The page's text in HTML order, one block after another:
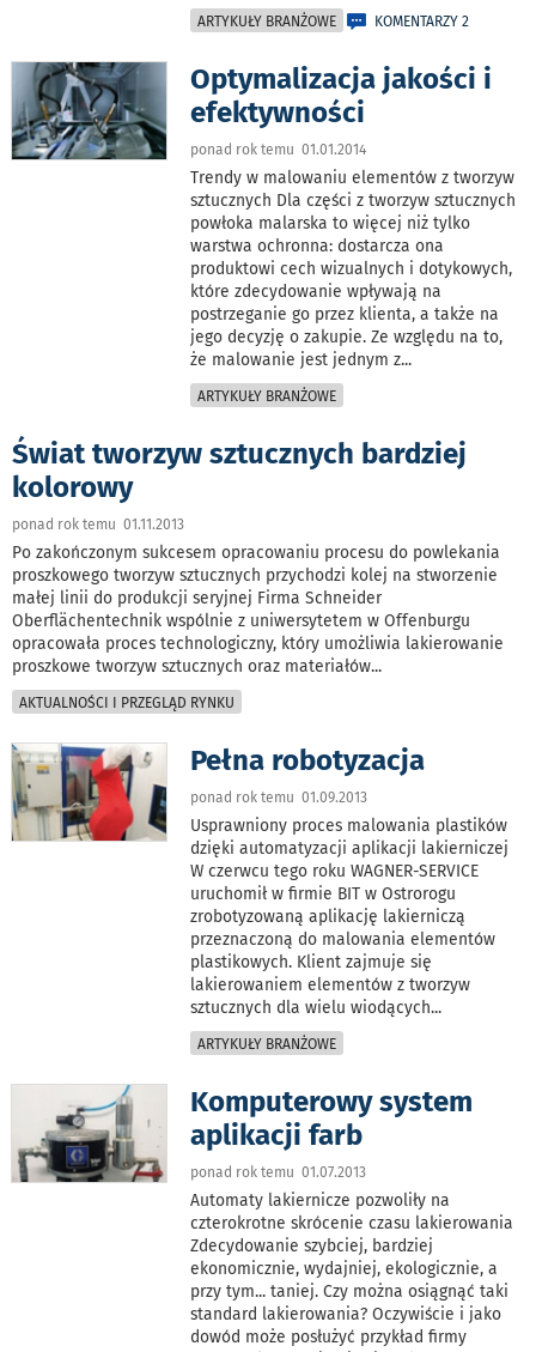
ARTYKUŁY BRANŻOWE KOMENTARZY 2
Optymalizacja jakości i
efektywności
ponad rok temu 01.01.2014
Trendy w malowaniu elementów z tworzyw
sztucznych Dla części z tworzyw sztucznych
powłoka malarska to więcej niż tylko
warstwa ochronna: dostarcza ona
produktowi cech wizualnych i dotykowych,
które zdecydowanie wpływają na
postrzeganie go przez klienta, a także na
jego decyzję o zakupie. Ze względu na to,
że malowanie jest jednym z...
ARTYKUŁY BRANŻOWE
Świat tworzyw sztucznych bardziej
kolorowy
ponad rok temu 01.11.2013
Po zakończonym sukcesem opracowaniu procesu do powlekania
proszkowego tworzyw sztucznych przychodzi kolej na stworzenie
małej linii do produkcji seryjnej Firma Schneider
Oberflächentechnik wspólnie z uniwersytetem w Offenburgu
opracowała proces technologiczny, który umożliwia lakierowanie
proszkowe tworzyw sztucznych oraz materiałów...
AKTUALNOŚCI I PRZEGLĄD RYNKU
Pełna robotyzacja
ponad rok temu 01.09.2013
Usprawniony proces malowania plastików
dzięki automatyzacji aplikacji lakierniczej
W czerwcu tego roku WAGNER-SERVICE
uruchomił w firmie BIT w Ostrorogu
zrobotyzowaną aplikację lakierniczą
przeznaczoną do malowania elementów
plastikowych. Klient zajmuje się
lakierowaniem elementów z tworzyw
sztucznych dla wielu wiodących...
ARTYKUŁY BRANŻOWE
Komputerowy system
aplikacji farb
ponad rok temu 01.07.2013
Automaty lakiernicze pozwoliły na
czterokrotne skrócenie czasu lakierowania
Zdecydowanie szybciej, bardziej
ekonomicznie, wydajniej, ekologicznie, a
przy tym... taniej. Czy można osiągnąć taki
standard lakierowania? Oczywiście i jako
dowód może posłużyć przykład firmy